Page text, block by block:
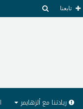
بحث تابعنا
ريادتنا مع ألزهايمر